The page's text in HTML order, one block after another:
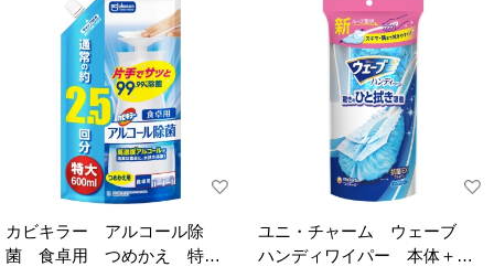
カビキラー アルコール除
菌 食卓用 つめかえ 特
ユニ・チャーム ウェーブ
ハンディワイパー 本体＋シ